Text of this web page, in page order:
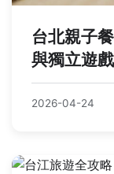
台北親子
與獨立遊
2026-04-24